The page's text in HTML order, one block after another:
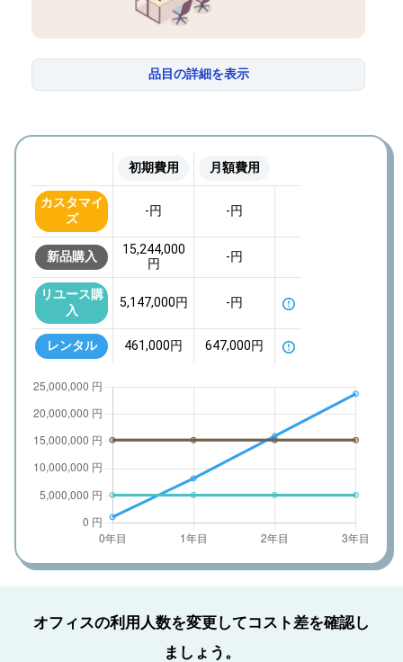
”Re” オフィスを学ぶ
オフィスのホンネ ”Re”
”Re”コストシミュレーター
品目の詳細を表示
品目の詳細を表示
新品購入
品目の詳細を表示
新品購入
品目の詳細を表示
新品購入
品目の詳細を表示
新品購入
品目の詳細を表示
新品購入
初期費用 月額費用
カスタマイ
ズ
-円 -円
新品購入
15,244,000
円
-円
リユース購
入
5,147,000円 -円
レンタル 461,000円 647,000円
オフィスの利用人数を変更してコスト差を確認し
ましょう。